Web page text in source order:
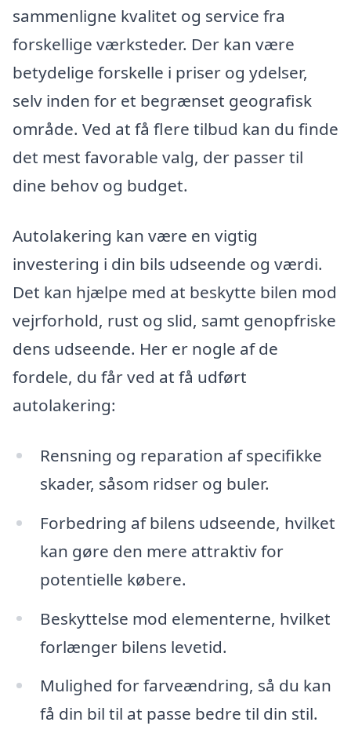
sammenligne kvalitet og service fra
forskellige værksteder. Der kan være
betydelige forskelle i priser og ydelser,
selv inden for et begrænset geografisk
område. Ved at få flere tilbud kan du finde
det mest favorable valg, der passer til
dine behov og budget.
Autolakering kan være en vigtig
investering i din bils udseende og værdi.
Det kan hjælpe med at beskytte bilen mod
vejrforhold, rust og slid, samt genopfriske
dens udseende. Her er nogle af de
fordele, du får ved at få udført
autolakering:
Rensning og reparation af specifikke
skader, såsom ridser og buler.
Forbedring af bilens udseende, hvilket
kan gøre den mere attraktiv for
potentielle købere.
Beskyttelse mod elementerne, hvilket
forlænger bilens levetid.
Mulighed for farveændring, så du kan
få din bil til at passe bedre til din stil.